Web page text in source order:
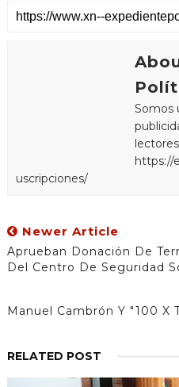
Somos
https://
uscripciones/
Newer Article
Aprueban Donación De
Del Centro De Seguridad
Manuel Cambrón Y "100 X
RELATED POST